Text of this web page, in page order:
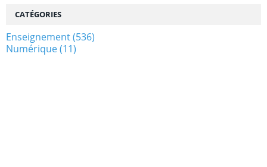
CATÉGORIES
Enseignement(536)
Numérique(11)